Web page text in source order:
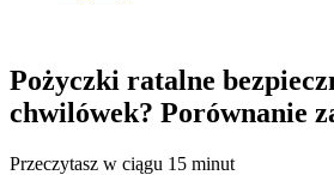
Pożyczki ratalne
chwilówek? Porównanie
Przeczytasz w ciągu 15 minut